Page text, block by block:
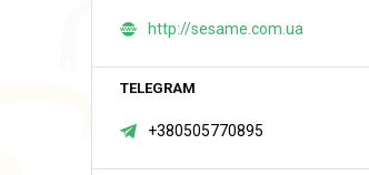
http://sesame.com.ua
+380505770895